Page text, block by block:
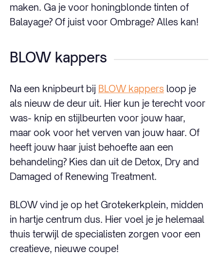
maken. Ga je voor honingblonde tinten of
Balayage? Of juist voor Ombrage? Alles kan!
BLOW kappers
Na een knipbeurt bij BLOW kappers loop je
als nieuw de deur uit. Hier kun je terecht voor
was- knip en stijlbeurten voor jouw haar,
maar ook voor het verven van jouw haar. Of
heeft jouw haar juist behoefte aan een
behandeling? Kies dan uit de Detox, Dry and
Damaged of Renewing Treatment.
BLOW vind je op het Grotekerkplein, midden
in hartje centrum dus. Hier voel je je helemaal
thuis terwijl de specialisten zorgen voor een
creatieve, nieuwe coupe!